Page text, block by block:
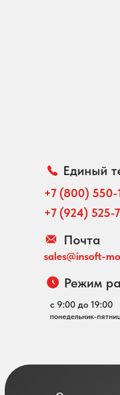
Единый
+7 (800) 550-
+7 (924) 525-
Почта
sales@insoft-
Режим
с 9:00 до 19:00
понедельник-